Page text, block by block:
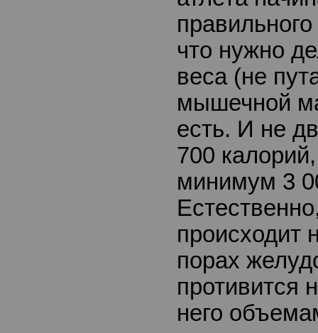
что нужно
веса (не
мышечной
есть. И не
700
минимум 3
происходит
порах
противится
него